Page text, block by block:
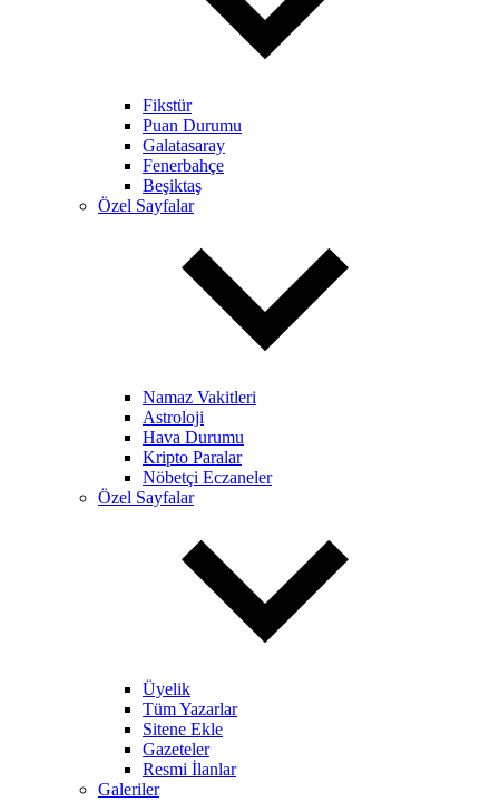
Fikstür
Puan Durumu
Galatasaray
Fenerbahçe
Beşiktaş
Özel Sayfalar
Namaz Vakitleri
Astroloji
Hava Durumu
Kripto Paralar
Nöbetçi Eczaneler
Özel Sayfalar
Üyelik
Tüm Yazarlar
Sitene Ekle
Gazeteler
Resmi İlanlar
Galeriler